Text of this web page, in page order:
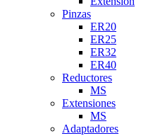
Pinzas
ER20
ER25
ER32
ER40
Reductores
MS
Extensiones
MS
Adaptadores